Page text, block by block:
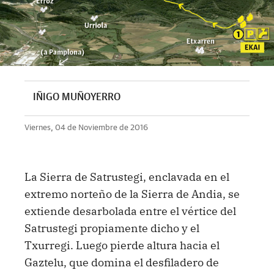
IÑIGO MUÑOYERRO
Viernes, 04 de Noviembre de 2016
La Sierra de Satrustegi, enclavada en el
extremo norteño de la Sierra de Andia, se
extiende desarbolada entre el vértice del
Satrustegi propiamente dicho y el
Txurregi. Luego pierde altura hacia el
Gaztelu, que domina el desfiladero de